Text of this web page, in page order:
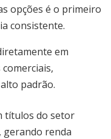
opções é o primeiro
consistente.
em
padrão.
títulos do setor
gerando renda